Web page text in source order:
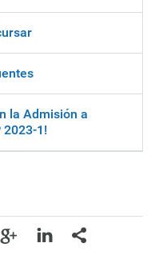
la Admisión a
2023-1!
Google+ Linkedin